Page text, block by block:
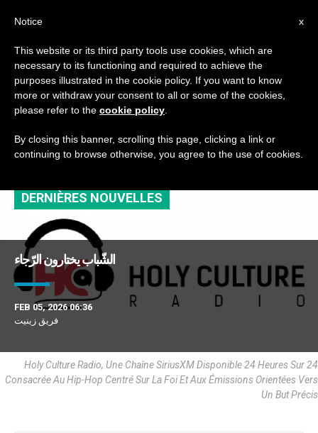
TAG
Posts Tagged ‘إذاعة
هولي كلتشر’
DERNIÈRES NOUVELLES
الشّباب يختارون الرّجاء
FEB 05, 2026 06:36
فريق زينيت
Holy Culture Radio, Une Chaîne SiriusXM Disponible 24 Heures Sur 24
Consacrée Au Hip-Hop Centré Sur La Foi Et Aux Émissions Orientées Vers
Un But Précis
x
Notice
This website or its third party tools use cookies, which are
necessary to its functioning and required to achieve the
purposes illustrated in the cookie policy. If you want to know
more or withdraw your consent to all or some of the cookies,
please refer to the cookie policy
By closing this banner, scrolling this page, clicking a link or
continuing to browse otherwise, you agree to the use of cookies.